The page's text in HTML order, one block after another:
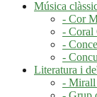
Música
- Cor
- Coral
-
-
Literatura i
- Mirall